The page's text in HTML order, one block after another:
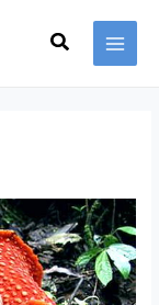
Search